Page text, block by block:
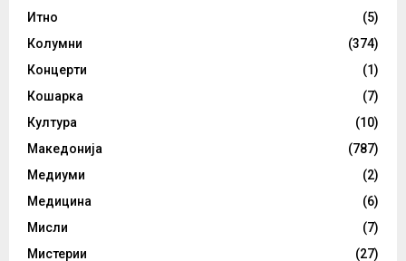
Итно
(5)
Колумни
(374)
Концерти
(1)
Кошарка
(7)
Култура
(10)
Македонија
(787)
Медиуми
(2)
Медицина
(6)
Мисли
(7)
Мистерии
(27)